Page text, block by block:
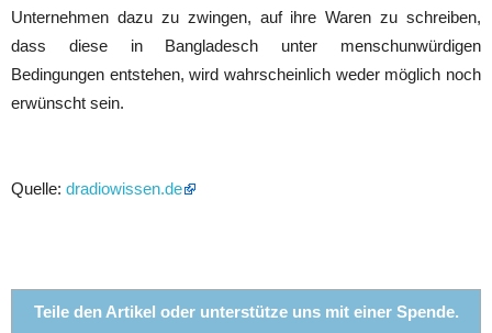
Unternehmen dazu zu zwingen, auf ihre Waren zu schreiben,
dass diese in Bangladesch unter menschunwürdigen
Bedingungen entstehen, wird wahrscheinlich weder möglich noch
erwünscht sein.
Quelle: dradiowissen.de
Teile den Artikel oder unterstütze uns mit einer Spende.